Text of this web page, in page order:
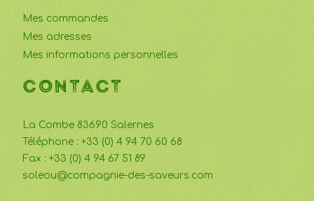
Mes commandes
Mes adresses
Mes informations personnelles
CONTACT
La Combe 83690 Salernes
Téléphone : +33 (0) 4 94 70 60 68
Fax : +33 (0) 4 94 67 51 89
soleou@compagnie-des-saveurs.com